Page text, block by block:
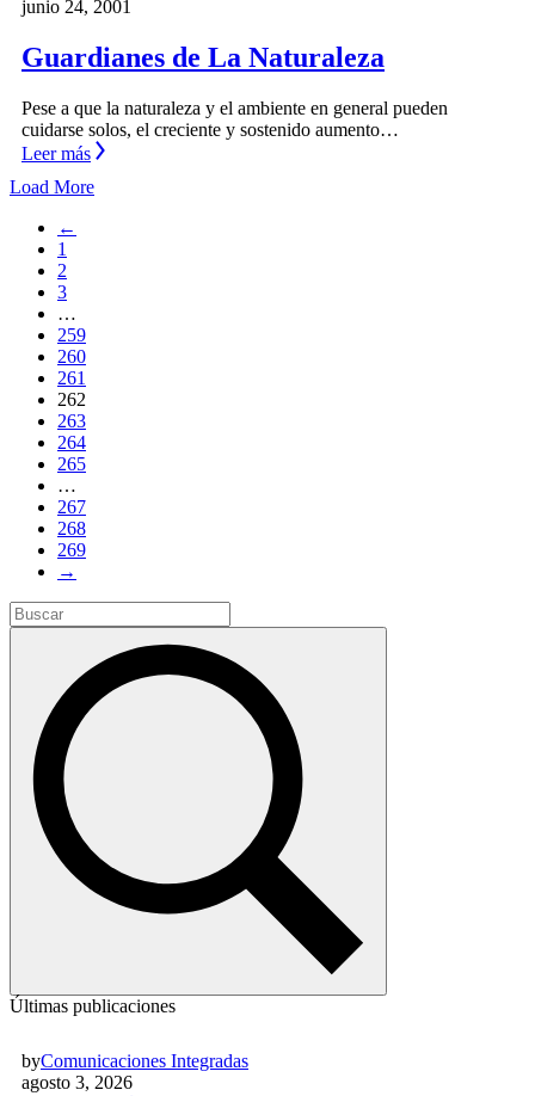
junio 24, 2001
Guardianes de La Naturaleza
Pese a que la naturaleza y el ambiente en general pueden
cuidarse solos, el creciente y sostenido aumento…
Leer más
Load More
←
1
2
3
…
259
260
261
262
263
264
265
…
267
268
269
→
Últimas publicaciones
byComunicaciones Integradas
agosto 3, 2026